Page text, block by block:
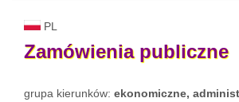
PL
Zamówienia publiczne
grupa kierunków: ekonomiczne,